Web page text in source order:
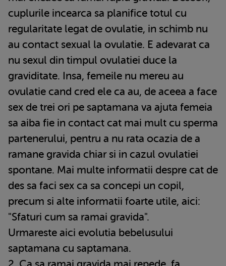
cuplurile incearca sa planifice totul cu
regularitate legat de ovulatie, in schimb nu
au contact sexual la ovulatie. E adevarat ca
nu sexul din timpul ovulatiei duce la
graviditate. Insa, femeile nu mereu au
ovulatie cand cred ele ca au, de aceea a face
sex de trei ori pe saptamana va ajuta femeia
sa aiba fie in contact cat mai mult cu sperma
partenerului, pentru a nu rata ocazia de a
ramane gravida chiar si in cazul ovulatiei
spontane. Mai multe informatii despre cat de
des sa faci sex ca sa concepi un copil,
precum si alte informatii foarte utile, aici:
"Sfaturi cum sa ramai gravida".
Urmareste aici evolutia bebelusului
saptamana cu saptamana.